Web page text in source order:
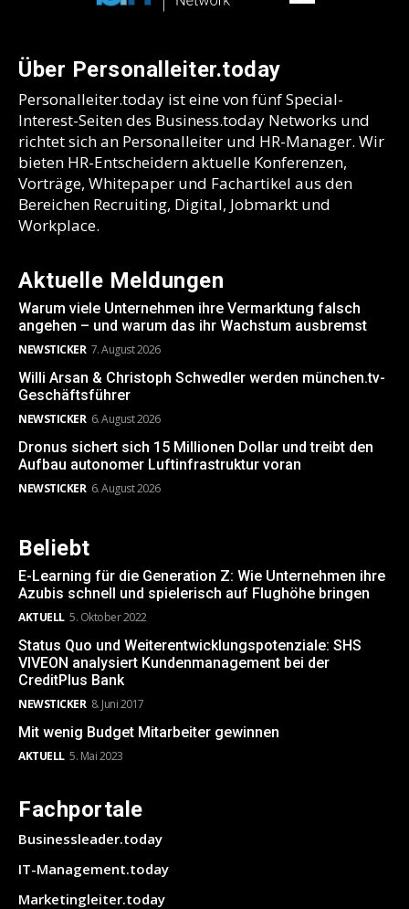
Über Personalleiter.today
Personalleiter.today ist eine von fünf Special-
Interest-Seiten des Business.today Networks und
richtet sich an Personalleiter und HR-Manager. Wir
bieten HR-Entscheidern aktuelle Konferenzen,
Vorträge, Whitepaper und Fachartikel aus den
Bereichen Recruiting, Digital, Jobmarkt und
Workplace.
Aktuelle Meldungen
Warum viele Unternehmen ihre Vermarktung falsch
angehen – und warum das ihr Wachstum ausbremst
NEWSTICKER 7. August 2026
Willi Arsan & Christoph Schwedler werden münchen.tv-
Geschäftsführer
NEWSTICKER 6. August 2026
Dronus sichert sich 15 Millionen Dollar und treibt den
Aufbau autonomer Luftinfrastruktur voran
NEWSTICKER 6. August 2026
Beliebt
E-Learning für die Generation Z: Wie Unternehmen ihre
Azubis schnell und spielerisch auf Flughöhe bringen
AKTUELL 5. Oktober 2022
Status Quo und Weiterentwicklungspotenziale: SHS
VIVEON analysiert Kundenmanagement bei der
CreditPlus Bank
NEWSTICKER 8. Juni 2017
Mit wenig Budget Mitarbeiter gewinnen
AKTUELL 5. Mai 2023
Fachportale
Businessleader.today
IT-Management.today
Marketingleiter.today